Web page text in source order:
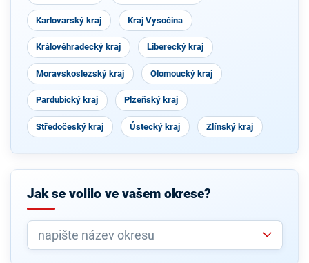
Karlovarský kraj Kraj Vysočina
Královéhradecký kraj Liberecký kraj
Moravskoslezský kraj Olomoucký kraj
Pardubický kraj Plzeňský kraj
Středočeský kraj Ústecký kraj Zlínský kraj
Jak se volilo ve vašem okrese?